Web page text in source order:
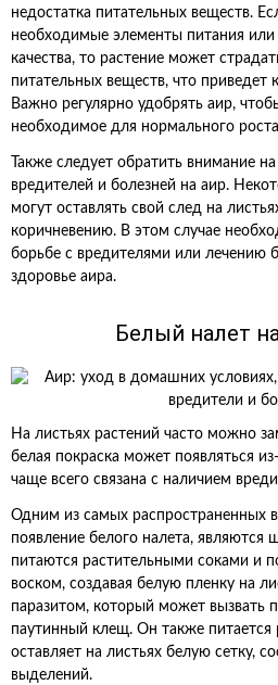
недостатка питательных веществ.
необходимые элементы питания или
качества, то растение может
питательных веществ, что приведет
Важно регулярно удобрять аир,
необходимое для нормального
Также следует обратить внимание
вредителей и болезней на аир.
могут оставлять свой след на
коричневению. В этом случае
борьбе с вредителями или лечению
здоровье аира.
Белый налет
На листьях растений часто можно
белая покраска может появляться
чаще всего связана с наличием
Одним из самых распространенных
появление белого налета, являются
питаются растительными соками и
воском, создавая белую пленку на
паразитом, который может вызвать
паутинный клещ. Он также питается
оставляет на листьях белую сетку,
выделений.